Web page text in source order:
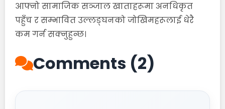
आफ्नो सामाजिक सञ्जाल खाताहरूमा अनधिकृत
पहुँच र सम्भावित उल्लङ्घनको जोखिमहरूलाई धेरै
कम गर्न सक्नुहुन्छ।
Comments (2)